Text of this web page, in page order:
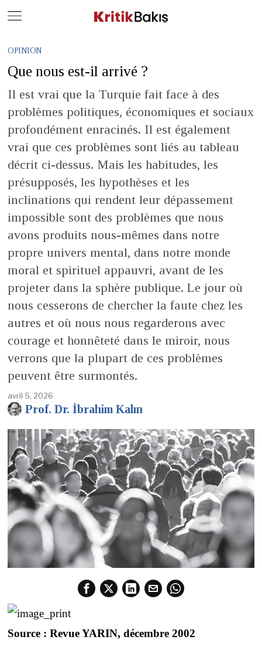
OPINION
Que nous est-il arrivé ?
Il est vrai que la Turquie fait face à des
problèmes politiques, économiques et sociaux
profondément enracinés. Il est également
vrai que ces problèmes sont liés au tableau
décrit ci-dessus. Mais les habitudes, les
présupposés, les hypothèses et les
inclinations qui rendent leur dépassement
impossible sont des problèmes que nous
avons produits nous-mêmes dans notre
propre univers mental, dans notre monde
moral et spirituel appauvri, avant de les
projeter dans la sphère publique. Le jour où
nous cesserons de chercher la faute chez les
autres et où nous nous regarderons avec
courage et honnêteté dans le miroir, nous
verrons que la plupart de ces problèmes
peuvent être surmontés.
avril 5, 2026
Prof. Dr. İbrahim Kalın
Source : Revue YARIN, décembre 2002